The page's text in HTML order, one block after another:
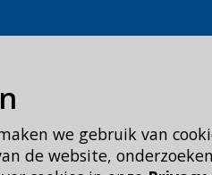
we gebruik van
de website,